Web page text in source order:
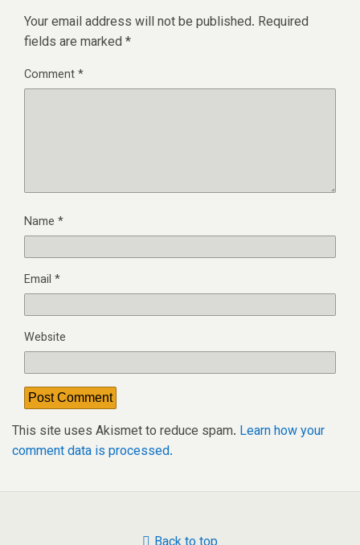
Your email address will not be published. Required
fields are marked *
Comment*
Name *
Email *
Website
This site uses Akismet to reduce spam. Learn how your
comment data is processed.